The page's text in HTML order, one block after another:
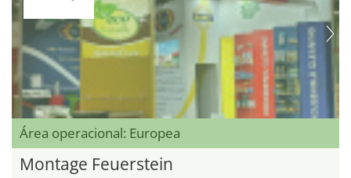
Área operacional: Europea
Montage Feuerstein